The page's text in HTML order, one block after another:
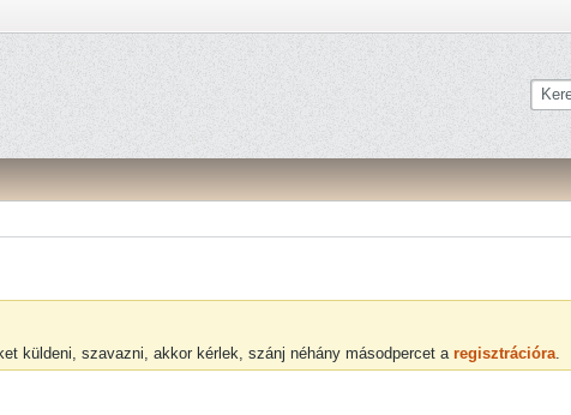
küldeni, szavazni, akkor kérlek, szánj néhány másodpercet a regisztrációra.